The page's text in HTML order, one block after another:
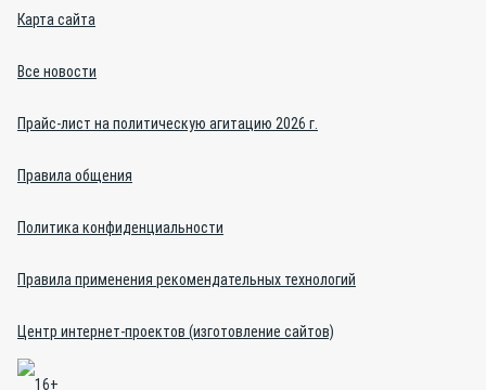
Карта сайта
Все новости
Прайс-лист на политическую агитацию 2026 г.
Правила общения
Политика конфиденциальности
Правила применения рекомендательных технологий
Центр интернет-проектов (изготовление сайтов)